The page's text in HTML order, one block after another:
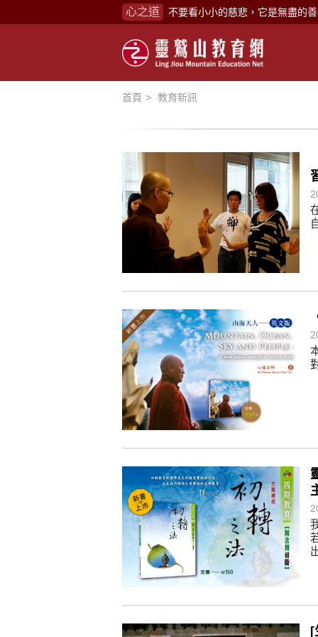
心之道 不要看小小的慈悲，它是無盡的
禪修，讓思緒單純，讓靈性清楚
念頭在心頭，不舒服；轉個念頭
煩惱如同下雨，當雨過天晴，雨
負面是惡業，消極是惡業，悲觀
生命是不斷流動地，安靜下來，
不執著、不妄想，當下即圓滿。
心不跟隨現下煩惱，不隨就不會
學佛，就是學著拭去塵埃。
不要看小小的慈悲，它是無盡的
煩惱如同下雨，當雨過天晴，雨
懂得消化煩惱，便能讓生活自在
負面是惡業，消極是惡業，悲觀
生命是不斷流動地，安靜下來，
不執著、不妄想，當下即圓滿。
首頁 教育新訊